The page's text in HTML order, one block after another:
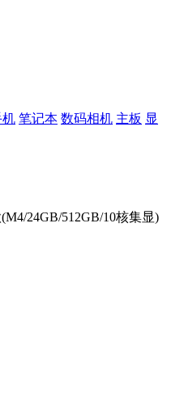
机 笔记本 数码相机 主板 显
24GB/512GB/10核集显)